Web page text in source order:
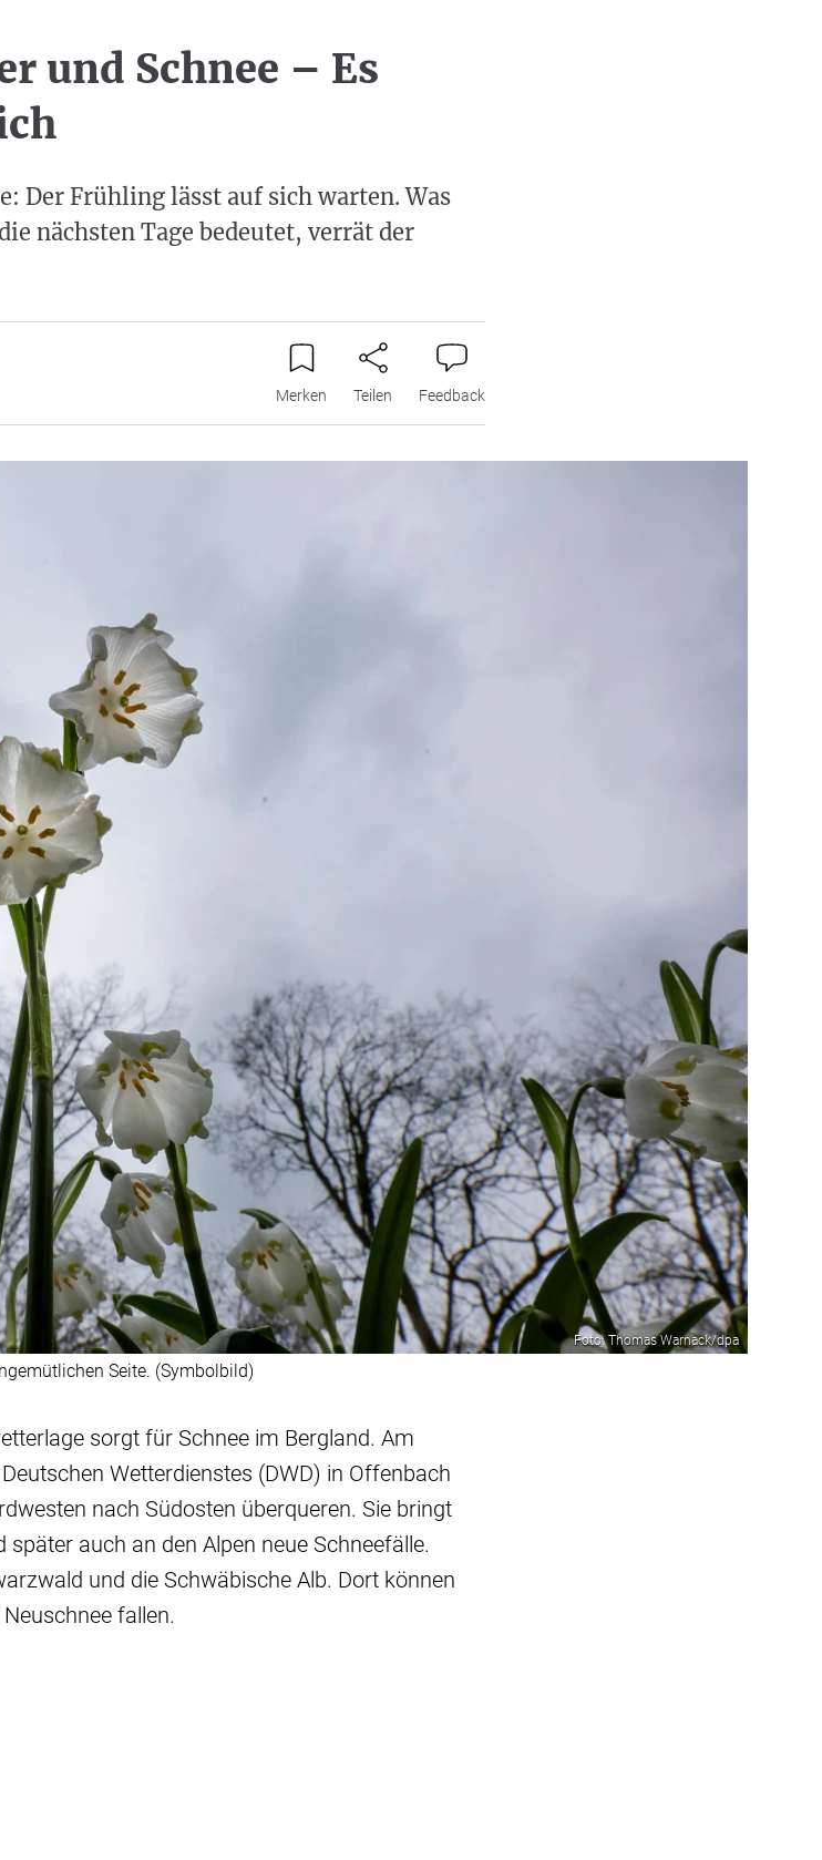
und Schnee – Es
Der Frühling lässt auf sich warten. Was
nächsten Tage bedeutet, verrät der
Merken Teilen Feedback
Foto: Thomas Warnack/dpa
Seite. (Symbolbild)
sorgt für Schnee im Bergland. Am
Wetterdienstes (DWD) in Offenbach
nach Südosten überqueren. Sie bringt
auch an den Alpen neue Schneefälle.
und die Schwäbische Alb. Dort können
fallen.